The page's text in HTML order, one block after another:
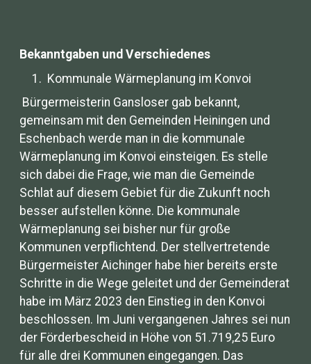
Bekanntgaben und Verschiedenes
Kommunale Wärmeplanung im Konvoi
Bürgermeisterin Gansloser gab bekannt,
gemeinsam mit den Gemeinden Heiningen und
Eschenbach werde man in die kommunale
Wärmeplanung im Konvoi einsteigen. Es stelle
sich dabei die Frage, wie man die Gemeinde
Schlat auf diesem Gebiet für die Zukunft noch
besser aufstellen könne. Die kommunale
Wärmeplanung sei bisher nur für große
Kommunen verpflichtend. Der stellvertretende
Bürgermeister Aichinger habe hier bereits erste
Schritte in die Wege geleitet und der Gemeinderat
habe im März 2023 den Einstieg in den Konvoi
beschlossen. Im Juni vergangenen Jahres sei nun
der Förderbescheid in Höhe von 51.719,25 Euro
für alle drei Kommunen eingegangen. Das